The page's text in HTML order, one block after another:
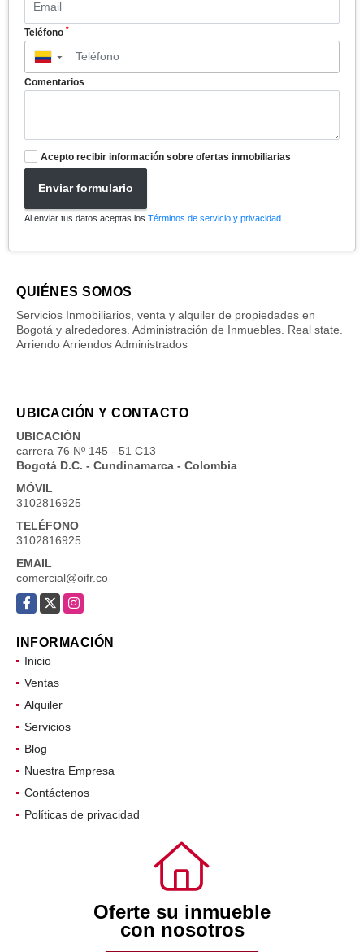
Teléfono *
▼
Comentarios
Acepto recibir información sobre ofertas inmobiliarias
Enviar formulario
Al enviar tus datos aceptas los Términos de servicio y privacidad
QUIÉNES SOMOS
Servicios Inmobiliarios, venta y alquiler de propiedades en
Bogotá y alrededores. Administración de Inmuebles. Real state.
Arriendo Arriendos Administrados
UBICACIÓN Y CONTACTO
UBICACIÓN
carrera 76 Nº 145 - 51 C13
Bogotá D.C. - Cundinamarca - Colombia
MÓVIL
3102816925
TELÉFONO
3102816925
EMAIL
comercial@oifr.co
Facebook
X Instagram
INFORMACIÓN
Inicio
Ventas
Alquiler
Servicios
Blog
Nuestra Empresa
Contáctenos
Políticas de privacidad
Oferte su inmueble
con nosotros